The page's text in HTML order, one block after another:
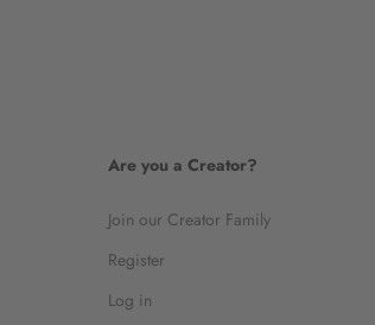
Are you a Creator?
Join our Creator Family
Register
Log in